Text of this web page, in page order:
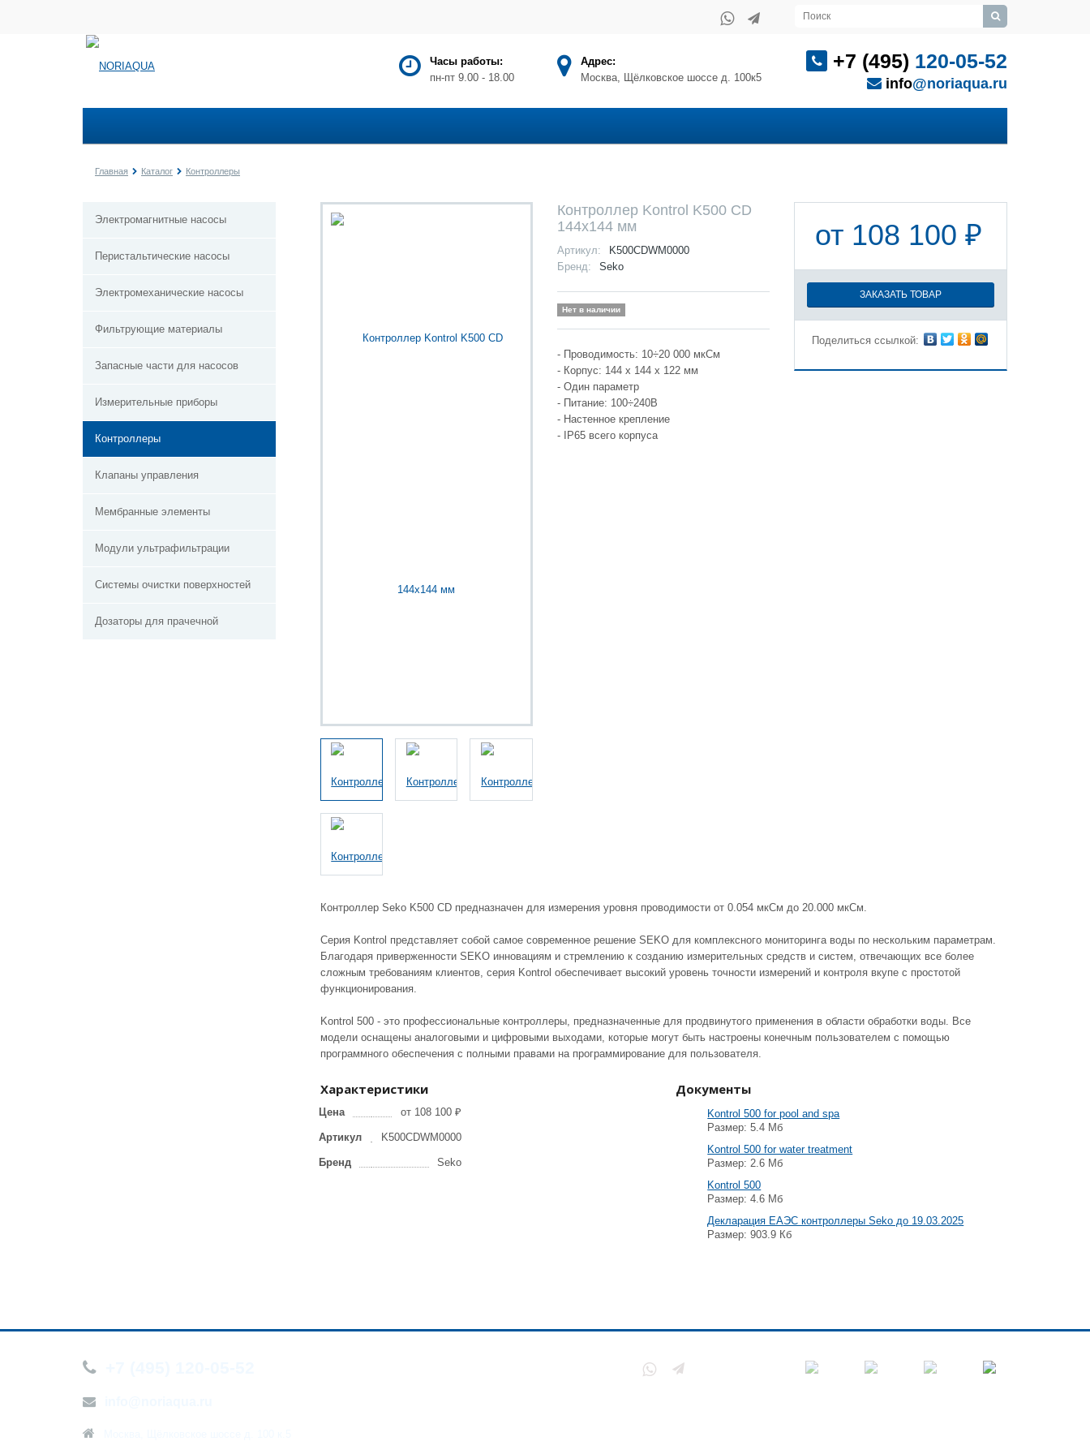
Часы работы:
пн-пт 9.00 - 18.00
Адрес:
Москва, Щёлковское шоссе д. 100к5
+7 (495) 120-05-52
info@noriaqua.ru
Главная Каталог Контроллеры
Электромагнитные насосы
Перистальтические насосы
Электромеханические насосы
Фильтрующие материалы
Запасные части для насосов
Измерительные приборы
Контроллеры
Клапаны управления
Мембранные элементы
Модули ультрафильтрации
Системы очистки поверхностей
Дозаторы для прачечной
Контроллер Kontrol K500 CD
144x144 мм
Артикул:
K500CDWM0000
Бренд:
Seko
Нет в наличии
- Проводимость: 10÷20 000 мкСм
- Корпус: 144 x 144 x 122 мм
- Один параметр
- Питание: 100÷240В
- Настенное крепление
- IP65 всего корпуса
от 108 100 ₽
ЗАКАЗАТЬ ТОВАР
Поделиться ссылкой:
Контроллер Seko K500 CD предназначен для измерения уровня проводимости от 0.054 мкСм до 20.000 мкСм.
Серия Kontrol представляет собой самое современное решение SEKO для комплексного мониторинга воды по нескольким параметрам.
Благодаря приверженности SEKO инновациям и стремлению к созданию измерительных средств и систем, отвечающих все более
сложным требованиям клиентов, серия Kontrol обеспечивает высокий уровень точности измерений и контроля вкупе с простотой
функционирования.
Kontrol 500 - это профессиональные контроллеры, предназначенные для продвинутого применения в области обработки воды. Все
модели оснащены аналоговыми и цифровыми выходами, которые могут быть настроены конечным пользователем с помощью
программного обеспечения с полными правами на программирование для пользователя.
Характеристики
Цена от 108 100 ₽
Артикул K500CDWM0000
Бренд Seko
Документы
Kontrol 500 for pool and spa
Размер: 5.4 Мб
Kontrol 500 for water treatment
Размер: 2.6 Мб
Kontrol 500
Размер: 4.6 Мб
Декларация ЕАЭС контроллеры Seko до 19.03.2025
Размер: 903.9 Кб